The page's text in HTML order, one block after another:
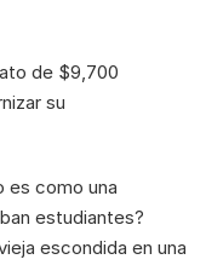
de $9,700
su
es como una
estudiantes?
escondida en una